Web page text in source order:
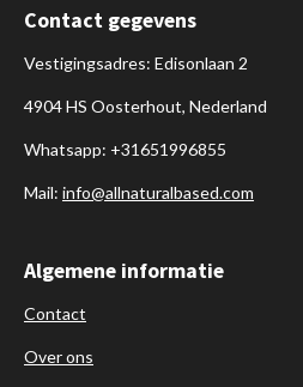
Contact gegevens
Vestigingsadres: Edisonlaan 2
4904 HS Oosterhout, Nederland
Whatsapp: +31651996855
Mail: info@allnaturalbased.com
Algemene informatie
Contact
Over ons